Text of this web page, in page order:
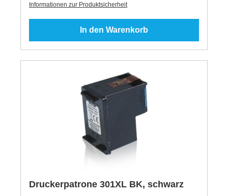
Informationen zur Produktsicherheit
In den Warenkorb
Druckerpatrone 301XL BK, schwarz